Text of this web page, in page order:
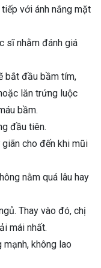
với ánh nắng mặt
sĩ nhằm đánh giá
bắt đầu bầm tím,
lăn trứng luộc
bầm.
đầu tiên.
giãn cho đến khi mũi
nằm quá lâu hay
Thay vào đó, chị
mái nhất.
mạnh, không lao